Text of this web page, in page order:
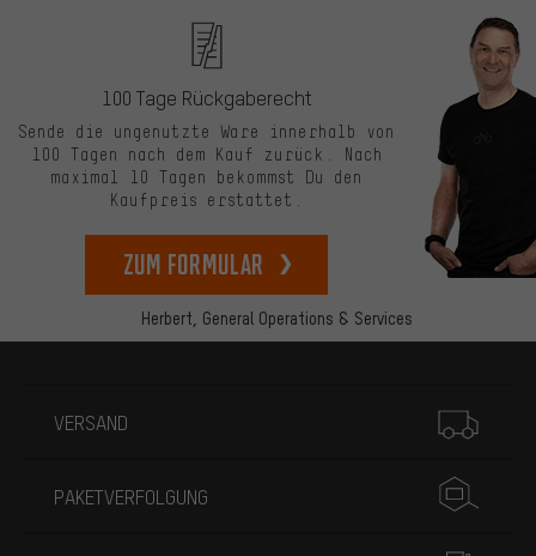
Herbert, General Operations & Services
100 Tage Rückgaberecht
Sende die ungenutzte Ware innerhalb von
100 Tagen nach dem Kauf zurück. Nach
maximal 10 Tagen bekommst Du den
Kaufpreis erstattet.
zum Formular
VERSAND
PAKETVERFOLGUNG